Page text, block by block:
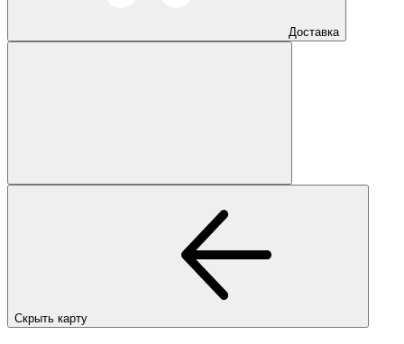
Доставка
Скрыть карту